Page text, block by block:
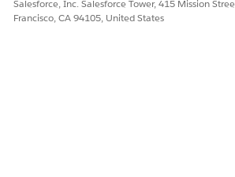
Salesforce, Inc. Salesforce Tower, 415 Mission
Francisco, CA 94105, United States